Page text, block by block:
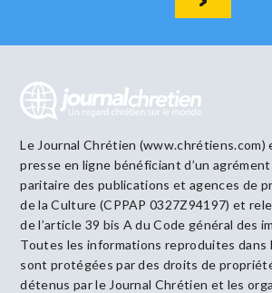
Le Journal Chrétien (www.chrétiens.com)
presse en ligne bénéficiant d’un
paritaire des publications et agences de
de la Culture (CPPAP 0327Z94197) et
de l’article 39 bis A du Code général des
Toutes les informations reproduites dans
sont protégées par des droits de
détenus par le Journal Chrétien et les